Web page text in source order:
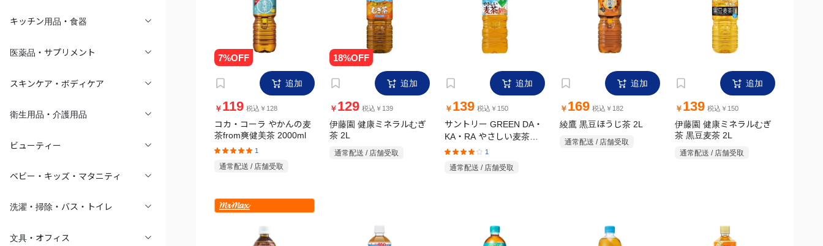
キッチン用品・食器
医薬品・サプリメント
スキンケア・ボディケア
衛生用品・介護用品
ビューティー
ベビー・キッズ・マタニティ
洗濯・掃除・バス・トイレ
文具・オフィス
追加
￥ 119 税込￥128
コカ・コーラ やかんの麦
茶from爽健美茶 2000ml
1
通常配送 / 店舗受取
追加
￥ 129 税込￥139
伊藤園 健康ミネラルむぎ
茶 2L
通常配送 / 店舗受取
追加
￥ 139 税込￥150
サントリー GREEN DA・
KA・RA やさしい麦茶
2000ml
1
通常配送 / 店舗受取
追加
￥ 169 税込￥182
綾鷹 黒豆ほうじ茶 2L
通常配送 / 店舗受取
追加
￥ 139 税込￥150
伊藤園 健康ミネラルむぎ
茶 黒豆麦茶 2L
通常配送 / 店舗受取